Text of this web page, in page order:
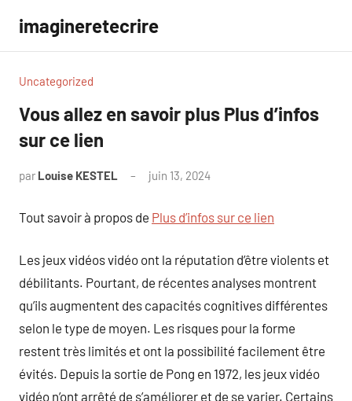
contenu
imagineretecrire
Uncategorized
Vous allez en savoir plus Plus d’infos
sur ce lien
par Louise KESTEL juin 13, 2024
Tout savoir à propos de Plus d’infos sur ce lien
Les jeux vidéos vidéo ont la réputation d’être violents et
débilitants. Pourtant, de récentes analyses montrent
qu’ils augmentent des capacités cognitives différentes
selon le type de moyen. Les risques pour la forme
restent très limités et ont la possibilité facilement être
évités. Depuis la sortie de Pong en 1972, les jeux vidéo
vidéo n’ont arrêté de s’améliorer et de se varier. Certains